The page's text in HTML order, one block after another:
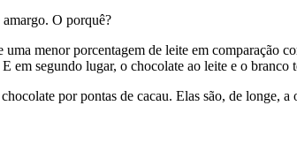
O porquê?
menor porcentagem de leite em comparação
segundo lugar, o chocolate ao leite e o branco
por pontas de cacau. Elas são, de longe, a